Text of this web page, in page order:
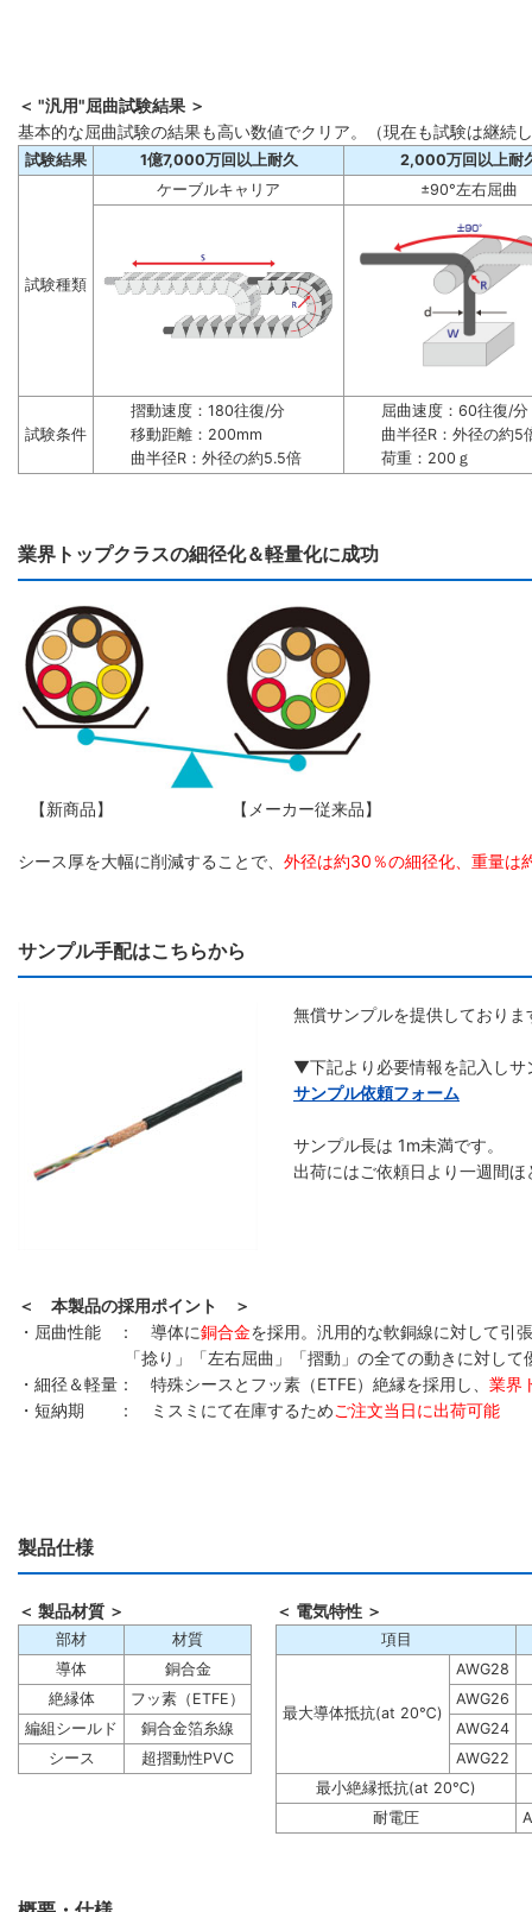
＜ "汎用"屈曲試験結果 ＞
基本的な屈曲試験の結果も高い数値でクリア。（現在も試験は継続
試験結果 1億7,000万回以上耐久 2,000万回以上耐
試験種類
ケーブルキャリア ±90°左右屈曲
試験条件
摺動速度：180往復/分
移動距離：200mm
曲半径R：外径の約5.5倍
屈曲速度：60往復/分
曲半径R：外径の約5
荷重：200ｇ
業界トップクラスの細径化＆軽量化に成功
【新商品】 【メーカー従来品】
シース厚を大幅に削減することで、 外径は約30％の細径化、重量は
サンプル手配はこちらから
無償サンプルを提供しており
▼下記より必要情報を記入しサ
サンプル依頼フォーム
サンプル長は 1m未満です。
出荷にはご依頼日より一週間
＜ 本製品の採用ポイント ＞
・屈曲性能 ： 導体に銅合金を採用。汎用的な軟銅線に対して引
「捻り」「左右屈曲」「摺動」の全ての動きに対し
・細径＆軽量： 特殊シースとフッ素（ETFE）絶縁を採用し、 業界
・短納期 ： ミスミにて在庫するためご注文当日に出荷可能
製品仕様
＜ 製品材質 ＞
部材
材質
導体
銅合金
絶縁体
フッ素（ETFE）
編組シールド
銅合金箔糸線
シース
超摺動性PVC
＜ 電気特性 ＞
項目
最大導体抵抗(at 20℃)
AWG28
AWG26
AWG24
AWG22
最小絶縁抵抗(at 20℃)
耐電圧